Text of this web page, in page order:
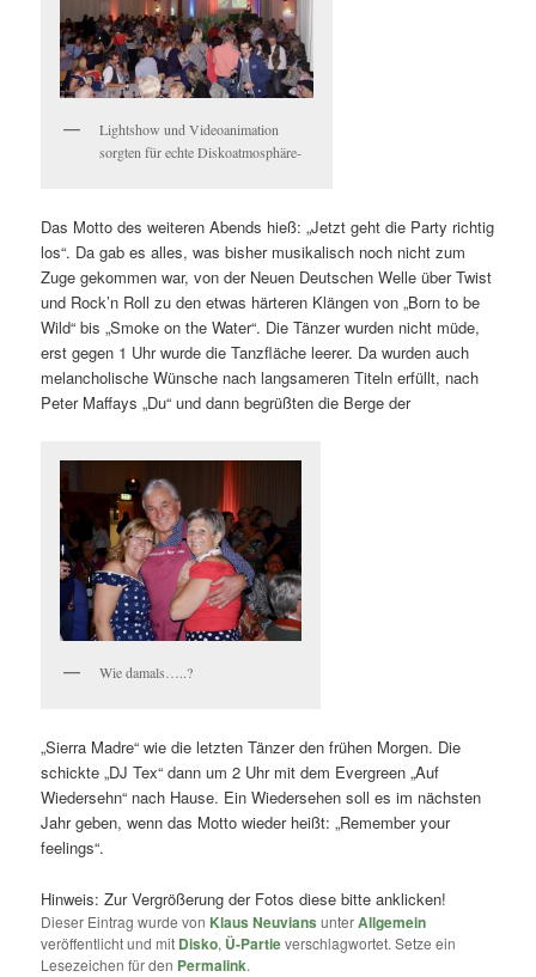
Lightshow und Videoanimation
sorgten für echte Diskoatmosphäre-
Das Motto des weiteren Abends hieß: „Jetzt geht die Party richtig
los“. Da gab es alles, was bisher musikalisch noch nicht zum
Zuge gekommen war, von der Neuen Deutschen Welle über Twist
und Rock’n Roll zu den etwas härteren Klängen von „Born to be
Wild“ bis „Smoke on the Water“. Die Tänzer wurden nicht müde,
erst gegen 1 Uhr wurde die Tanzfläche leerer. Da wurden auch
melancholische Wünsche nach langsameren Titeln erfüllt, nach
Peter Maffays „Du“ und dann begrüßten die Berge der
Wie damals…..?
„Sierra Madre“ wie die letzten Tänzer den frühen Morgen. Die
schickte „DJ Tex“ dann um 2 Uhr mit dem Evergreen „Auf
Wiedersehn“ nach Hause. Ein Wiedersehen soll es im nächsten
Jahr geben, wenn das Motto wieder heißt: „Remember your
feelings“.
Hinweis: Zur Vergrößerung der Fotos diese bitte anklicken!
Dieser Eintrag wurde von Klaus Neuvians unterAllgemein
veröffentlicht und mit Disko, Ü-Partieverschlagwortet. Setze ein
Lesezeichen für den Permalink.